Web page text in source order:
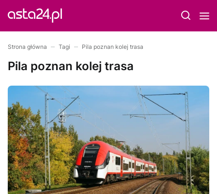
Strona główna Tagi Pila poznan kolej trasa
Pila poznan kolej trasa